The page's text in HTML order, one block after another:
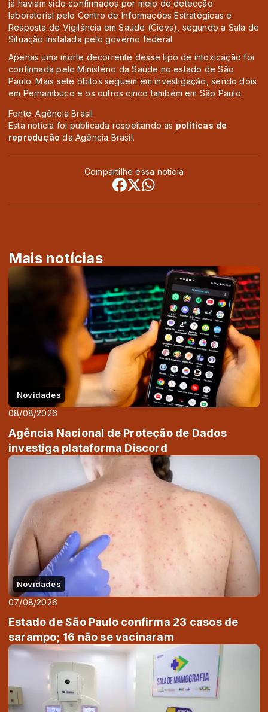
já haviam sido confirmados por meio de detecção
laboratorial pelo Centro de Informações Estratégicas e
Resposta de Vigilância em Saúde (Cievs), segundo a Sala de
Situação instalada pelo governo federal
Apenas uma morte decorrente desse tipo de intoxicação foi
confirmada pelo Ministério da Saúde no estado de São
Paulo. Mais sete óbitos seguem em investigação, sendo dois
em Pernambuco e os outros cinco também em São Paulo.
Fonte: Agência Brasil
Esta notícia foi publicada respeitando as políticas de
reprodução da Agência Brasil.
Compartilhe essa notícia
Mais notícias
Novidades
08/08/2026
Agência Nacional de Proteção de Dados
investiga plataforma Discord
Novidades
07/08/2026
Estado de São Paulo confirma 23 casos de
sarampo; 16 não se vacinaram